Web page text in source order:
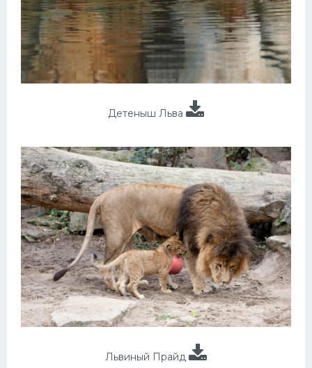
Детеныш Льва
Львиный Прайд